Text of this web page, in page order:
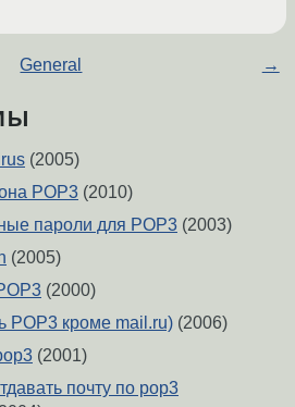
General →
(2005)
POP3 (2010)
пароли для POP3 (2003)
(2005)
(2000)
POP3 кроме mail.ru) (2006)
(2001)
почту по pop3